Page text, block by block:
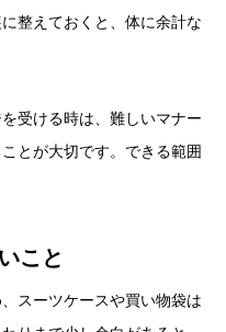
整えておくと、体に余計な
受ける時は、難しいマナー
とが大切です。できる範囲
こと
スーツケースや買い物袋は